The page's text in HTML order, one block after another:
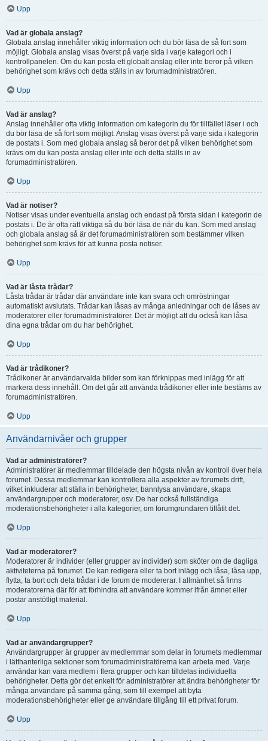
Upp
Vad är globala anslag?
Globala anslag innehåller viktig information och du bör läsa de så fort som
möjligt. Globala anslag visas överst på varje sida i varje kategori och i
kontrollpanelen. Om du kan posta ett globalt anslag eller inte beror på vilken
behörighet som krävs och detta ställs in av forumadministratören.
Upp
Vad är anslag?
Anslag innehåller ofta viktig information om kategorin du för tillfället läser i och
du bör läsa de så fort som möjligt. Anslag visas överst på varje sida i kategorin
de postats i. Som med globala anslag så beror det på vilken behörighet som
krävs om du kan posta anslag eller inte och detta ställs in av
forumadministratören.
Upp
Vad är notiser?
Notiser visas under eventuella anslag och endast på första sidan i kategorin de
postats i. De är ofta rätt viktiga så du bör läsa de när du kan. Som med anslag
och globala anslag så är det forumadministratören som bestämmer vilken
behörighet som krävs för att kunna posta notiser.
Upp
Vad är låsta trådar?
Låsta trådar är trådar där användare inte kan svara och omröstningar
automatiskt avslutats. Trådar kan låsas av många anledningar och de låses av
moderatorer eller forumadministratörer. Det är möjligt att du också kan låsa
dina egna trådar om du har behörighet.
Upp
Vad är trådikoner?
Trådikoner är användarvalda bilder som kan förknippas med inlägg för att
markera dess innehåll. Om det går att använda trådikoner eller inte bestäms av
forumadministratören.
Upp
Användarnivåer och grupper
Vad är administratörer?
Administratörer är medlemmar tilldelade den högsta nivån av kontroll över hela
forumet. Dessa medlemmar kan kontrollera alla aspekter av forumets drift,
vilket inkluderar att ställa in behörigheter, bannlysa användare, skapa
användargrupper och moderatorer, osv. De har också fullständiga
moderationsbehörigheter i alla kategorier, om forumgrundaren tillåtit det.
Upp
Vad är moderatorer?
Moderatorer är individer (eller grupper av individer) som sköter om de dagliga
aktiviteterna på forumet. De kan redigera eller ta bort inlägg och låsa, låsa upp,
flytta, ta bort och dela trådar i de forum de modererar. I allmänhet så finns
moderatorerna där för att förhindra att användare kommer ifrån ämnet eller
postar anstötligt material.
Upp
Vad är användargrupper?
Användargrupper är grupper av medlemmar som delar in forumets medlemmar
i lätthanterliga sektioner som forumadministratörerna kan arbeta med. Varje
användar kan vara medlem i flera grupper och kan tilldelas individuella
behörigheter. Detta gör det enkelt för administratörer att ändra behörigheter för
många användare på samma gång, som till exempel att byta
moderationsbehörigheter eller ge användare tillgång till ett privat forum.
Upp